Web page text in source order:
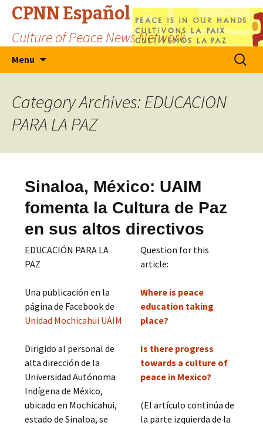
CPNN Español
Culture of Peace News Network
Menu
Search
for:
Category Archives: EDUCACION
PARA LA PAZ
Sinaloa, México: UAIM
fomenta la Cultura de Paz
en sus altos directivos
EDUCACIÓN PARA LA
PAZ
Una publicación en la
página de Facebook de
Unidad Mochicahui UAIM
Dirigido al personal de
alta dirección de la
Universidad Autónoma
Indígena de México,
ubicado en Mochicahui,
estado de Sinaloa, se
Question for this
article:
Where is peace
education taking
place?
Is there progress
towards a culture of
peace in Mexico?
(El artículo continúa de
la parte izquierda de la